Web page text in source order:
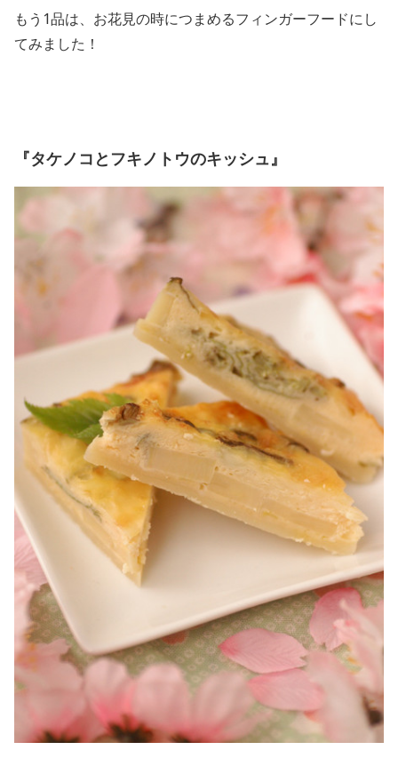
もう1品は、お花見の時につまめるフィンガーフードにし
てみました！
『タケノコとフキノトウのキッシュ』